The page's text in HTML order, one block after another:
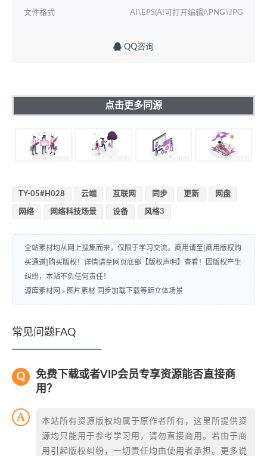
文件格式 AI\EPS(AI可打开编辑)\PNG\JPG
QQ咨询
点击更多同源
TY-05#H028 云端 互联网 同步 更新 网盘
网络 网络科技场景 设备 风格3
全站素材均从网上搜集而来，仅限于学习交流。商用请至[商用版权购
买通道]购买版权！详情请至网页底部【版权声明】查看！因版权产生
纠纷，本站不负任何责任！
源库素材网 » 图片素材 同步加载下载等距立体场景
常见问题FAQ
免费下载或者VIP会员专享资源能否直接商
用？
本站所有资源版权均属于原作者所有，这里所提供资
源均只能用于参考学习用，请勿直接商用。若由于商
用引起版权纠纷，一切责任均由使用者承担。更多说